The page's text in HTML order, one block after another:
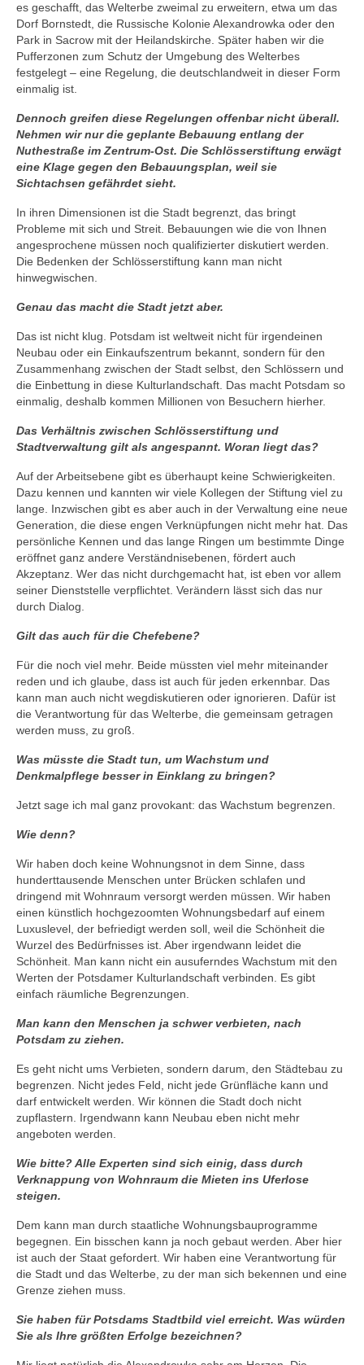
es geschafft, das Welterbe zweimal zu erweitern, etwa um das
Dorf Bornstedt, die Russische Kolonie Alexandrowka oder den
Park in Sacrow mit der Heilandskirche. Später haben wir die
Pufferzonen zum Schutz der Umgebung des Welterbes
festgelegt – eine Regelung, die deutschlandweit in dieser Form
einmalig ist.
Dennoch greifen diese Regelungen offenbar nicht überall.
Nehmen wir nur die geplante Bebauung entlang der
Nuthestraße im Zentrum-Ost. Die Schlösserstiftung erwägt
eine Klage gegen den Bebauungsplan, weil sie
Sichtachsen gefährdet sieht.
In ihren Dimensionen ist die Stadt begrenzt, das bringt
Probleme mit sich und Streit. Bebauungen wie die von Ihnen
angesprochene müssen noch qualifizierter diskutiert werden.
Die Bedenken der Schlösserstiftung kann man nicht
hinwegwischen.
Genau das macht die Stadt jetzt aber.
Das ist nicht klug. Potsdam ist weltweit nicht für irgendeinen
Neubau oder ein Einkaufszentrum bekannt, sondern für den
Zusammenhang zwischen der Stadt selbst, den Schlössern und
die Einbettung in diese Kulturlandschaft. Das macht Potsdam so
einmalig, deshalb kommen Millionen von Besuchern hierher.
Das Verhältnis zwischen Schlösserstiftung und
Stadtverwaltung gilt als angespannt. Woran liegt das?
Auf der Arbeitsebene gibt es überhaupt keine Schwierigkeiten.
Dazu kennen und kannten wir viele Kollegen der Stiftung viel zu
lange. Inzwischen gibt es aber auch in der Verwaltung eine neue
Generation, die diese engen Verknüpfungen nicht mehr hat. Das
persönliche Kennen und das lange Ringen um bestimmte Dinge
eröffnet ganz andere Verständnisebenen, fördert auch
Akzeptanz. Wer das nicht durchgemacht hat, ist eben vor allem
seiner Dienststelle verpflichtet. Verändern lässt sich das nur
durch Dialog.
Gilt das auch für die Chefebene?
Für die noch viel mehr. Beide müssten viel mehr miteinander
reden und ich glaube, dass ist auch für jeden erkennbar. Das
kann man auch nicht wegdiskutieren oder ignorieren. Dafür ist
die Verantwortung für das Welterbe, die gemeinsam getragen
werden muss, zu groß.
Was müsste die Stadt tun, um Wachstum und
Denkmalpflege besser in Einklang zu bringen?
Jetzt sage ich mal ganz provokant: das Wachstum begrenzen.
Wie denn?
Wir haben doch keine Wohnungsnot in dem Sinne, dass
hunderttausende Menschen unter Brücken schlafen und
dringend mit Wohnraum versorgt werden müssen. Wir haben
einen künstlich hochgezoomten Wohnungsbedarf auf einem
Luxuslevel, der befriedigt werden soll, weil die Schönheit die
Wurzel des Bedürfnisses ist. Aber irgendwann leidet die
Schönheit. Man kann nicht ein ausuferndes Wachstum mit den
Werten der Potsdamer Kulturlandschaft verbinden. Es gibt
einfach räumliche Begrenzungen.
Man kann den Menschen ja schwer verbieten, nach
Potsdam zu ziehen.
Es geht nicht ums Verbieten, sondern darum, den Städtebau zu
begrenzen. Nicht jedes Feld, nicht jede Grünfläche kann und
darf entwickelt werden. Wir können die Stadt doch nicht
zupflastern. Irgendwann kann Neubau eben nicht mehr
angeboten werden.
Wie bitte? Alle Experten sind sich einig, dass durch
Verknappung von Wohnraum die Mieten ins Uferlose
steigen.
Dem kann man durch staatliche Wohnungsbauprogramme
begegnen. Ein bisschen kann ja noch gebaut werden. Aber hier
ist auch der Staat gefordert. Wir haben eine Verantwortung für
die Stadt und das Welterbe, zu der man sich bekennen und eine
Grenze ziehen muss.
Sie haben für Potsdams Stadtbild viel erreicht. Was würden
Sie als Ihre größten Erfolge bezeichnen?